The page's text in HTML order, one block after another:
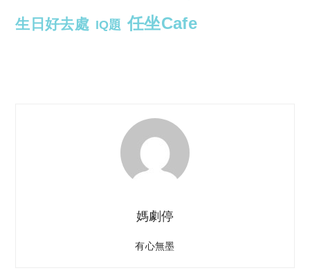
生日好去處 IQ題 任坐Cafe
媽劇停
有心無墨